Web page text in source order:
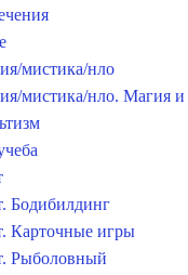
мистика/нло
мистика/нло. Магия и
Бодибилдинг
Карточные игры
Рыболовный